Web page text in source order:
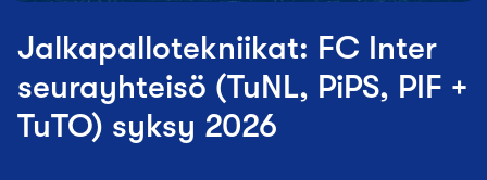
Jalkapallotekniikat: FC Inter
seurayhteisö (TuNL, PiPS, PIF +
TuTO) syksy 2026